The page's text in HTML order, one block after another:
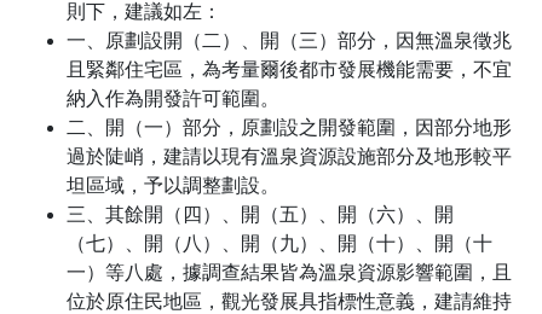
則下，建議如左：
一、原劃設開（二）、開（三）部分，因無溫泉徵兆
且緊鄰住宅區，為考量爾後都市發展機能需要，不宜
納入作為開發許可範圍。
二、開（一）部分，原劃設之開發範圍，因部分地形
過於陡峭，建請以現有溫泉資源設施部分及地形較平
坦區域，予以調整劃設。
三、其餘開（四）、開（五）、開（六）、開
（七）、開（八）、開（九）、開（十）、開（十
一）等八處，據調查結果皆為溫泉資源影響範圍，且
位於原住民地區，觀光發展具指標性意義，建請維持